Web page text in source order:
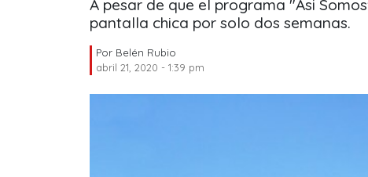
A pesar de que el programa "Asi
pantalla chica por solo dos semanas.
Por Belén Rubio
abril 21, 2020 - 1:39 pm